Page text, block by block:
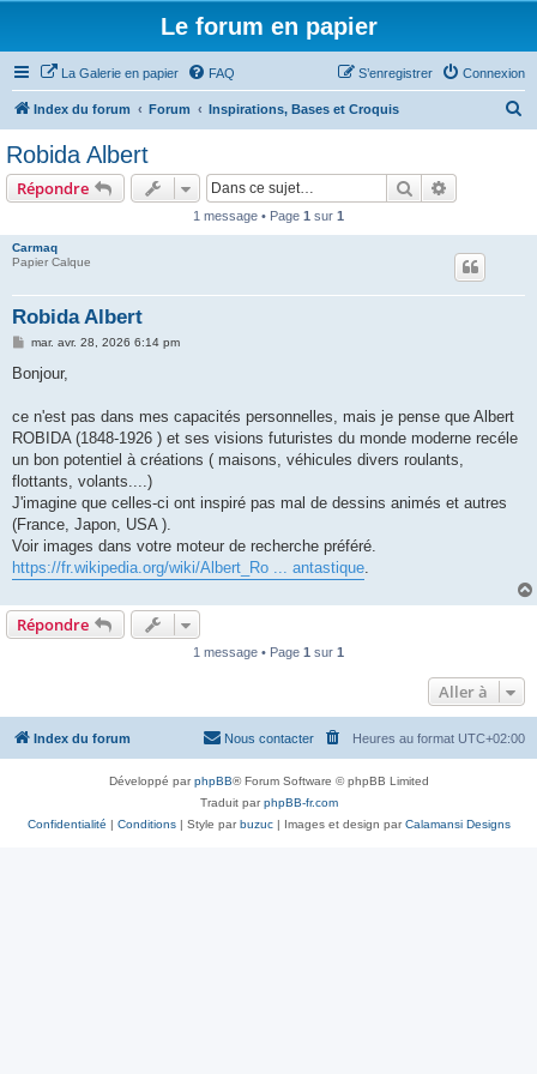
Le forum en papier
La Galerie en papier FAQ Connexion
S’enregistrer
Index du forum Forum Inspirations, Bases et Croquis
Robida Albert
Répondre Rechercher
1 message • Page 1 sur 1
Carmaq
Papier Calque
Robida Albert
M
s
g
mar. avr. 28, 2026 6:14 pm
Bonjour,
ce n'est pas dans mes capacités personnelles, mais je pense que Albert
ROBIDA (1848-1926 ) et ses visions futuristes du monde moderne recéle
un bon potentiel à créations ( maisons, véhicules divers roulants,
flottants, volants....)
J'imagine que celles-ci ont inspiré pas mal de dessins animés et autres
(France, Japon, USA ).
Voir images dans votre moteur de recherche préféré.
https://fr.wikipedia.org/wiki/Albert_Ro ... antastique.
Répondre
1 message • Page 1 sur 1
Aller à
Index du forum Heures au format UTC+02:00
Nous contacter
Développé parphpBB® Forum Software © phpBB Limited
Traduit parphpBB-fr.com
Confidentialité | Conditions| Style parbuzuc| Images et design parCalamansi Designs